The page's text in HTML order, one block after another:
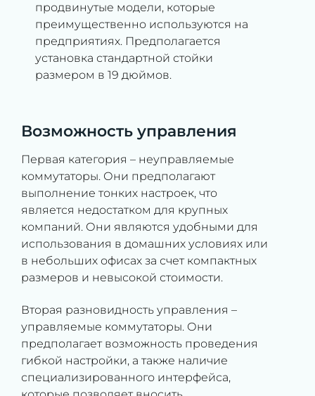
продвинутые модели, которые
преимущественно используются на
предприятиях. Предполагается
установка стандартной стойки
размером в 19 дюймов.
Возможность управления
Первая категория – неуправляемые
коммутаторы. Они предполагают
выполнение тонких настроек, что
является недостатком для крупных
компаний. Они являются удобными для
использования в домашних условиях или
в небольших офисах за счет компактных
размеров и невысокой стоимости.
Вторая разновидность управления –
управляемые коммутаторы. Они
предполагает возможность проведения
гибкой настройки, а также наличие
специализированного интерфейса,